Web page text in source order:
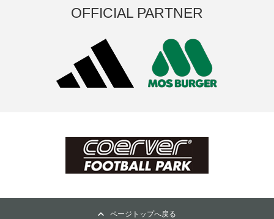
OFFICIAL PARTNER
ページトップへ戻る